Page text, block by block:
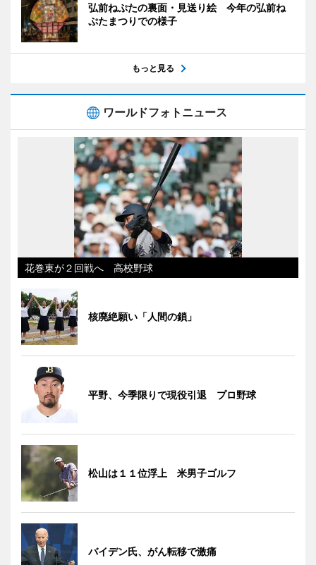
弘前ねぷたの裏面・見送り絵 今年の弘前ね
ぷたまつりでの様子
もっと見る
ワールドフォトニュース
花巻東が２回戦へ 高校野球
核廃絶願い「人間の鎖」
平野、今季限りで現役引退 プロ野球
松山は１１位浮上 米男子ゴルフ
バイデン氏、がん転移で激痛